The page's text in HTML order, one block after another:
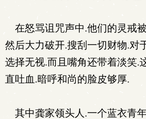
在怒骂诅咒声中.他们的灵戒
然后大力破开.搜刮一切财物.对
选择无视.而且嘴角还带着淡笑.
直吐血.暗呼和尚的脸皮够厚.
其中龚家领头人.一个蓝衣青